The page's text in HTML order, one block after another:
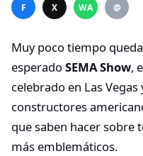
F X WA @
Muy poco tiempo
esperadoSEMA Show,
celebrado en Las
constructores
que saben hacer sobre
más emblemáticos.